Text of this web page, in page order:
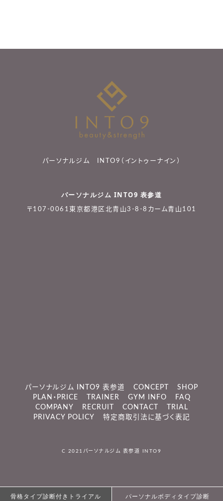
パーソナルジム INTO9（イントゥーナイン）
パーソナルジム INTO9 表参道
〒107-0061東京都港区北青山3-8-8カーム青山101
パーソナルジム INTO9 表参道 CONCEPT
SHOP
PLAN・PRICE
TRAINER GYM INFO
FAQ
COMPANY
RECRUIT CONTACT
TRIAL
PRIVACY POLICY
特定商取引法に基づく表記
C 2021 パーソナルジム 表参道 INTO9
骨格タイプ診断付きトライアル パーソナルボディタイプ診断
骨格タイプ診断付きトライアル パーソナルボディタイプ診断